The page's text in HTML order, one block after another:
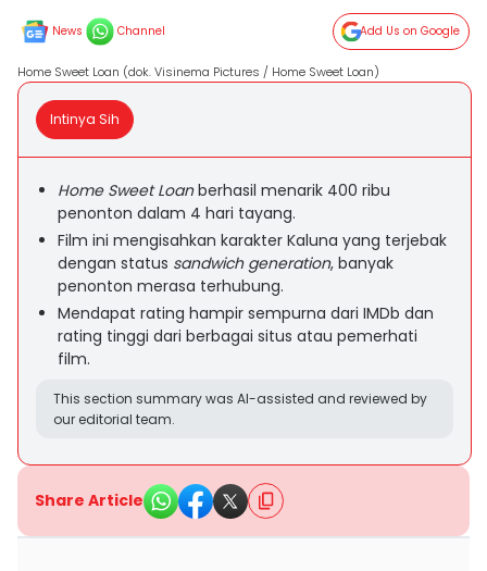
News Channel Add Us on Google
Home Sweet Loan (dok. Visinema Pictures / Home Sweet Loan)
Intinya Sih
Home Sweet Loanberhasil menarik 400 ribu
penonton dalam 4 hari tayang.
Film ini mengisahkan karakter Kaluna yang terjebak
dengan status sandwich generation, banyak
penonton merasa terhubung.
Mendapat rating hampir sempurna dari IMDb dan
rating tinggi dari berbagai situs atau pemerhati
film.
This section summary was AI-assisted and reviewed by
our editorial team.
Share Article